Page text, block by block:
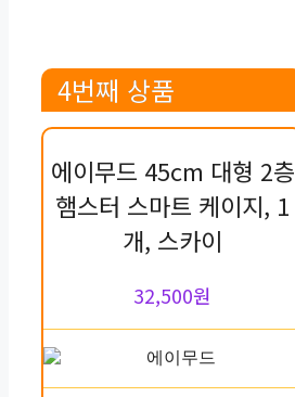
4번째 상품
에이무드 45cm 대형 2층
햄스터 스마트 케이지, 1
개, 스카이
32,500원